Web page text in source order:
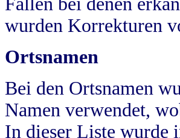
wurden Korrekturen
Ortsnamen
Bei den Ortsnamen
Namen verwendet,
In dieser Liste wurde